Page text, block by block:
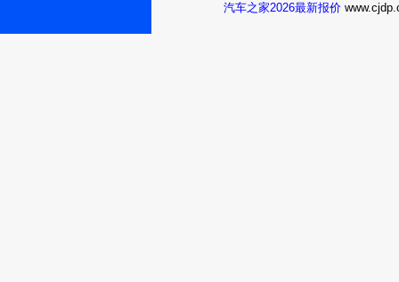
汽车之家2026最新报价